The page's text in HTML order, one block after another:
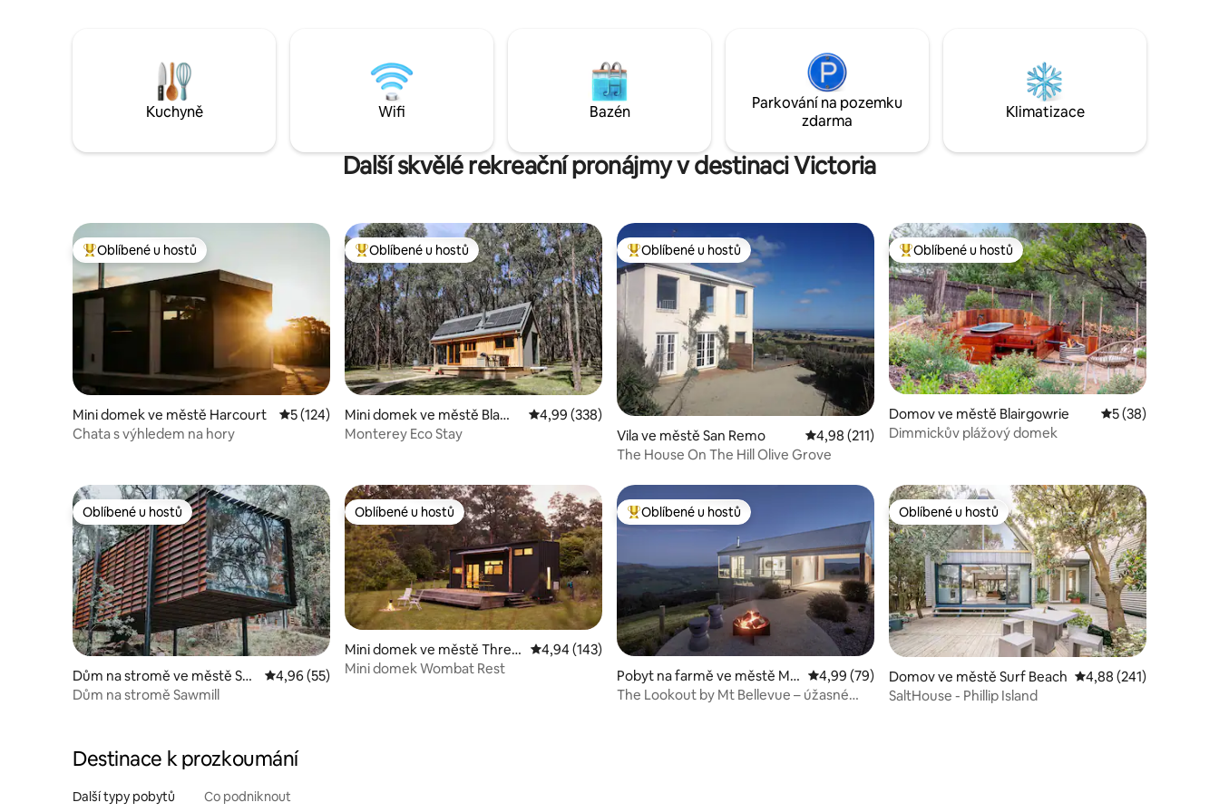
nedotčených pláží ve Victorii.
místní stezky a pláže a najdi znovu cestu
k sobě nebo k někomu výjimečnému. ⭐️
Nejlepší venkovské útočiště podle
časopisu Country Style ⭐️
Kuchyně Wifi Bazén
Parkování na pozemku
zdarma
Klimatizace
Další skvělé rekreační pronájmy v destinaci Victoria
Nejlepší v kategorii Oblíbené u hostů
Oblíbené u hostů
Mini domek ve městě Harcourt Průměrné hodnocení 5 z 5, 124 hodnocení
5 (124)
Chata s výhledem na hory
Nejlepší v kategorii Oblíbené u hostů
Oblíbené u hostů
Mini domek ve městě Blamp
ied
Průměrné hodnocení 4,99 z 5, 338 hodnocení
4,99 (338)
Monterey Eco Stay
Nejlepší v kategorii Oblíbené u hostů
Oblíbené u hostů
Vila ve městě San Remo Průměrné hodnocení 4,98 z 5, 211 hodnocení
4,98 (211)
The House On The Hill Olive Grove
Nejlepší v kategorii Oblíbené u hostů
Oblíbené u hostů
Domov ve městě Blairgowrie Průměrné
5 (38)
Dimmickův plážový domek
Oblíbené u hostů
Oblíbené u hostů
Dům na stromě ve městě Sa
wmill Settlement
Průměrné hodnocení 4,96 z 5, 55 hodnocení
4,96 (55)
Dům na stromě Sawmill
Oblíbené u hostů
Oblíbené u hostů
Mini domek ve městě Three
Bridges
Průměrné hodnocení 4,94 z 5, 143 hodnocení
4,94 (143)
Mini domek Wombat Rest
Nejlepší v kategorii Oblíbené u hostů
Oblíbené u hostů
Pobyt na farmě ve městě My
rrhee
Průměrné hodnocení 4,99 z 5, 79 hodnocení
4,99 (79)
The Lookout by Mt Bellevue – úžasné
Oblíbené u hostů
Oblíbené u hostů
Domov ve městě Surf Beach Průměrné hodnocení
4,88 (241)
SaltHouse - Phillip Island
Destinace k prozkoumání
Další typy pobytů Co podniknout